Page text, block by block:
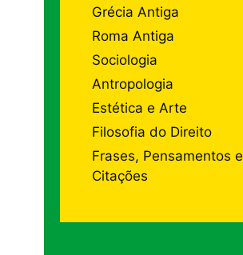
Grécia Antiga
Roma Antiga
Sociologia
Antropologia
Estética e Arte
Filosofia do Direito
Frases, Pensamentos e
Citações